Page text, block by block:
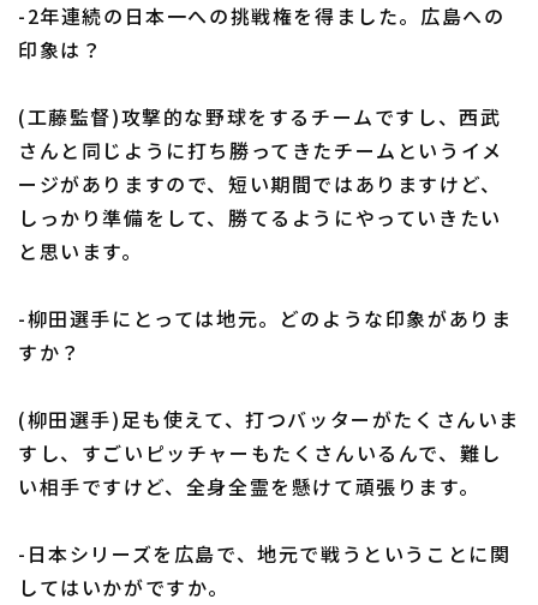
-2年連続の日本一への挑戦権を得ました。広島への
印象は？
(工藤監督)攻撃的な野球をするチームですし、西武
さんと同じように打ち勝ってきたチームというイメ
ージがありますので、短い期間ではありますけど、
しっかり準備をして、勝てるようにやっていきたい
と思います。
-柳田選手にとっては地元。どのような印象がありま
すか？
(柳田選手)足も使えて、打つバッターがたくさんいま
すし、すごいピッチャーもたくさんいるんで、難し
い相手ですけど、全身全霊を懸けて頑張ります。
-日本シリーズを広島で、地元で戦うということに関
してはいかがですか。